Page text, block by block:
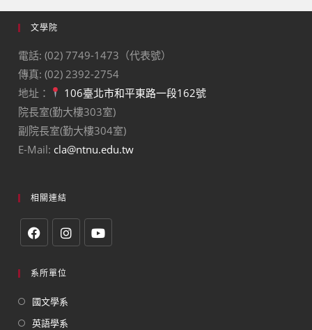
文學院
電話: (02) 7749-1473（代表號）
傳真: (02) 2392-2754
地址：
106臺北市和平東路一段162號
院長室(勤大樓303室)
副院長室(勤大樓304室)
E-Mail: cla@ntnu.edu.tw
相關連結
系所單位
國文學系
英語學系